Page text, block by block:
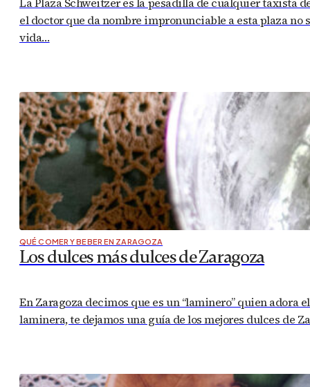
el doctor que da nombre impronunciable a esta plaza
vida…
QUÉ COMER Y BEBER EN ZARAGOZA
Los dulces más dulces de Zaragoza
En Zaragoza decimos que es un “laminero” quien adora
laminera, te dejamos una guía de los mejores dulces de